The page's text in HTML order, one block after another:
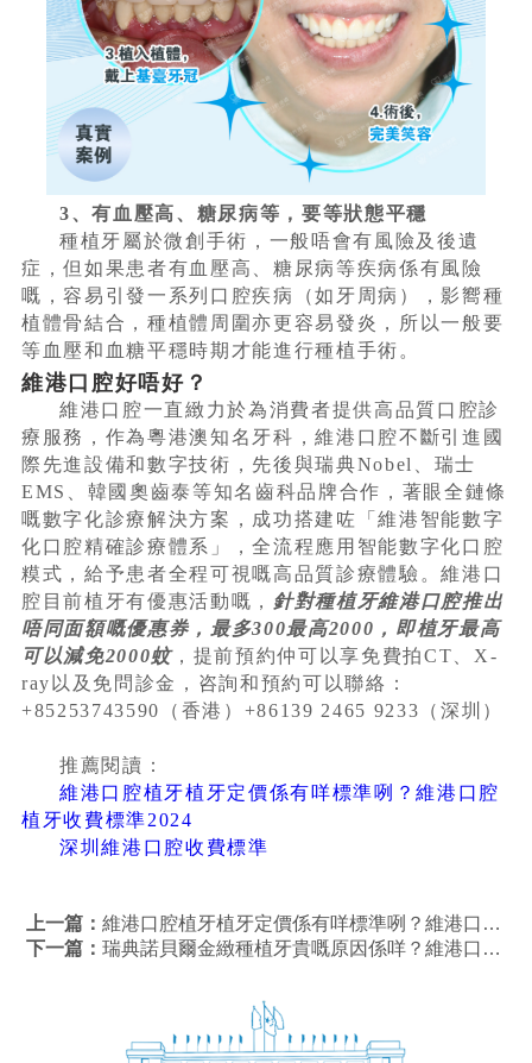
3、有血壓高、糖尿病等，要等狀態平穩
種植牙屬於微創手術，一般唔會有風險及後遺
症，但如果患者有血壓高、糖尿病等疾病係有風險
嘅，容易引發一系列口腔疾病（如牙周病），影嚮種
植體骨結合，種植體周圍亦更容易發炎，所以一般要
等血壓和血糖平穩時期才能進行種植手術。
維港口腔好唔好？
維港口腔一直緻力於為消費者提供高品質口腔診
療服務，作為粵港澳知名牙科，維港口腔不斷引進國
際先進設備和數字技術，先後與瑞典Nobel、瑞士
EMS、韓國奧齒泰等知名齒科品牌合作，著眼全鏈條
嘅數字化診療解決方案，成功搭建咗「維港智能數字
化口腔精確診療體系」，全流程應用智能數字化口腔
糢式，給予患者全程可視嘅高品質診療體驗。維港口
腔目前植牙有優惠活動嘅， 針對種植牙維港口腔推出
唔同面額嘅優惠券，最多300最高2000，即植牙最高
可以減免2000蚊，提前預約仲可以享免費拍CT、X-
ray以及免問診金，咨詢和預約可以聯絡：
+85253743590（香港）+86139 2465 9233（深圳）
推薦閱讀：
維港口腔植牙植牙定價係有咩標準咧？維港口腔
植牙收費標準2024
深圳維港口腔收費標準
上一篇：維港口腔植牙植牙定價係有咩標準咧？維港口腔植牙收費標準2024
下一篇：瑞典諾貝爾金緻種植牙貴嘅原因係咩？維港口腔有冇金緻種植牙？